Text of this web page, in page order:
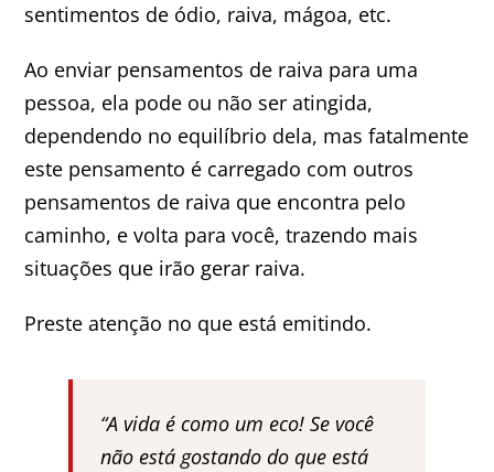
sentimentos de ódio, raiva, mágoa, etc.
Ao enviar pensamentos de raiva para uma
pessoa, ela pode ou não ser atingida,
dependendo no equilíbrio dela, mas fatalmente
este pensamento é carregado com outros
pensamentos de raiva que encontra pelo
caminho, e volta para você, trazendo mais
situações que irão gerar raiva.
Preste atenção no que está emitindo.
“A vida é como um eco! Se você
não está gostando do que está